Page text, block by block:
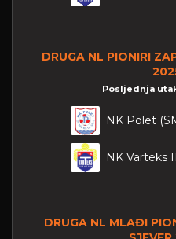
DRUGA NL PIONIRI
Posljednja
NK Polet
NK Varteks
DRUGA NL MLAĐI